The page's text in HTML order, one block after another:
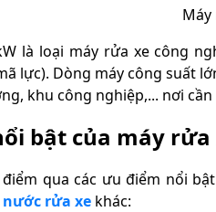
Máy
là loại máy rửa xe công
lực). Dòng máy công suất
khu công nghiệp,... nơi
bật của máy rửa
qua các ưu điểm nổi
rửa xe khác: